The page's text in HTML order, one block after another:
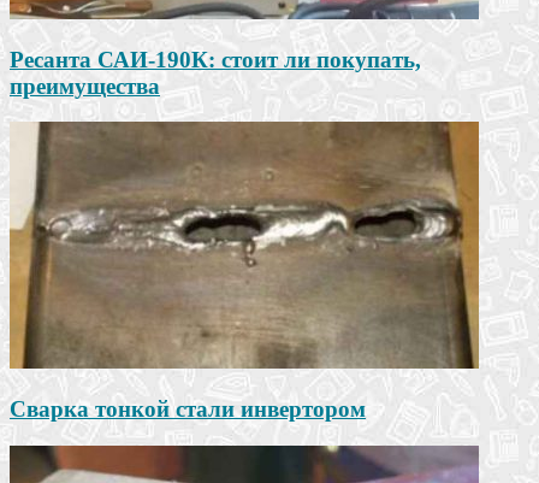
Ресанта САИ-190К: стоит ли покупать,
преимущества
Сварка тонкой стали инвертором